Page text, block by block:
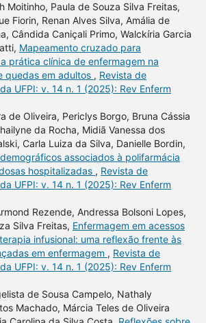
Moitinho, Paula de Souza Silva Freitas,
Fiorin, Renan Alves Silva, Amália de
Cândida Caniçali Primo, Walckíria Garcia
Mapeamento cruzado para
prática clínica de enfermagem na
quedas em adultos , Revista de
UFPI: v. 14 n. 1 (2025): Rev Enferm
de Oliveira, Periclys Borgo, Bruna Cássia
da Rocha, Midiã Vanessa dos
Carla Luiza da Silva, Danielle Bordin,
associados à polifarmácia
hospitalizadas , Revista de
UFPI: v. 14 n. 1 (2025): Rev Enferm
Rezende, Andressa Bolsoni Lopes,
Silva Freitas, Enfermagem em acessos
infusional: uma reflexão frente às
em enfermagem , Revista de
UFPI: v. 14 n. 1 (2025): Rev Enferm
de Sousa Campelo, Nathaly
Machado, Márcia Teles de Oliveira